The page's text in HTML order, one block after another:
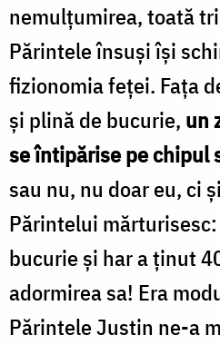
nemulțumirea, toată
Părintele însuși își
fizionomia feței. Fața
și plină de bucurie, un
se întipărise pe chipul
sau nu, nu doar eu, ci
Părintelui
bucurie și har a ținut
adormirea sa! Era
Părintele Justin ne-a